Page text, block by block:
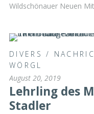
Wildschönauer Neuen
DIVERS /
WÖRGL
August 20, 2019
Lehrling des
Stadler